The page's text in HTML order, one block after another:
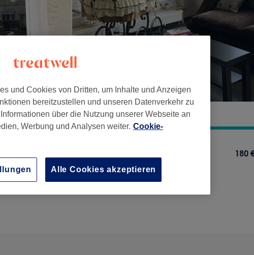
Details anzeigen
180
und Cookies von Dritten, um Inhalte und Anzeigen
bereitzustellen und unseren Datenverkehr zu
über die Nutzung unserer Webseite an
Werbung und Analysen weiter. Cookie-
Alle Cookies akzeptieren